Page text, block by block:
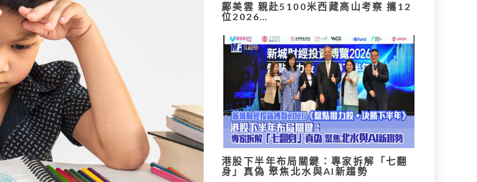
鄺美雲 親赴5100米西藏高山考察 攜12
位2026…
港股下半年布局關鍵：專家拆解「七翻
身」真偽 聚焦北水與AI新趨勢